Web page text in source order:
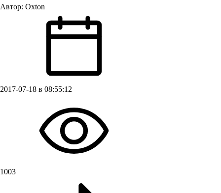
Автор: Oxton
2017-07-18 в 08:55:12
1003